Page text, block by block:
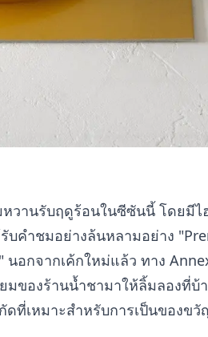
หวานรับฤดูร้อนในซีซันนี้ โดยมีไ
คำชมอย่างล้นหลามอย่าง
อกจากเค้กใหม่แล้ว ทาง
ของร้านน้ำชามาให้ลิ้มลองที่บ้
ที่เหมาะสำหรับการเป็นของขวั